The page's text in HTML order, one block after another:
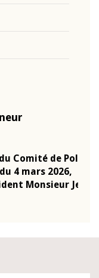
de Politique
2026,
Jean-